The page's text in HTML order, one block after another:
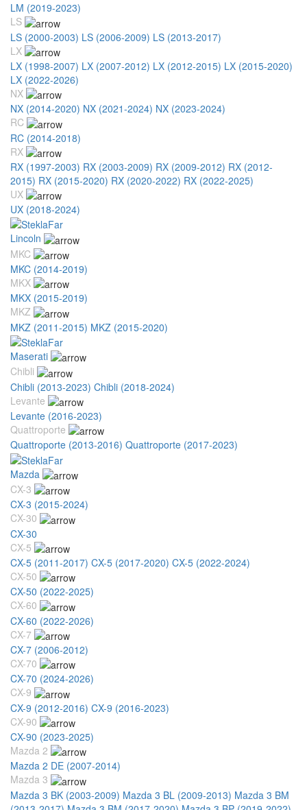
LM (2019-2023)
LS
LS (2000-2003) LS (2006-2009) LS (2013-2017)
LX
LX (1998-2007) LX (2007-2012) LX (2012-2015) LX (2015-2020)
LX (2022-2026)
NX
NX (2014-2020) NX (2021-2024) NX (2023-2024)
RC
RC (2014-2018)
RX
RX (1997-2003) RX (2003-2009) RX (2009-2012) RX (2012-
2015) RX (2015-2020) RX (2020-2022) RX (2022-2025)
UX
UX (2018-2024)
Lincoln
MKC
MKC (2014-2019)
MKX
MKX (2015-2019)
MKZ
MKZ (2011-2015) MKZ (2015-2020)
Maserati
Chibli
Chibli (2013-2023) Chibli (2018-2024)
Levante
Levante (2016-2023)
Quattroporte
Quattroporte (2013-2016) Quattroporte (2017-2023)
Mazda
CX-3
CX-3 (2015-2024)
CX-30
CX-30
CX-5
CX-5 (2011-2017) CX-5 (2017-2020) CX-5 (2022-2024)
CX-50
CX-50 (2022-2025)
CX-60
CX-60 (2022-2026)
CX-7
CX-7 (2006-2012)
CX-70
CX-70 (2024-2026)
CX-9
CX-9 (2012-2016) CX-9 (2016-2023)
CX-90
CX-90 (2023-2025)
Mazda 2
Mazda 2 DE (2007-2014)
Mazda 3
Mazda 3 BK (2003-2009) Mazda 3 BL (2009-2013) Mazda 3 BM